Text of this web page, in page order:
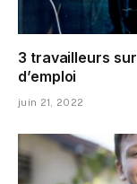
3 travailleurs
d’emploi
juin 21, 2022